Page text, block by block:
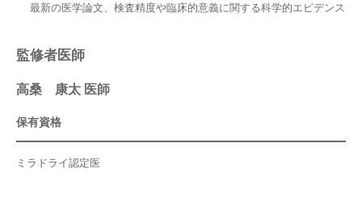
最新の医学論文、検査精度や臨床的意義に関する科学的エビデンス
監修者医師
高桑 康太 医師
保有資格
ミラドライ認定医